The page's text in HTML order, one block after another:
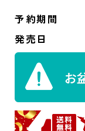
予約期間
発売日